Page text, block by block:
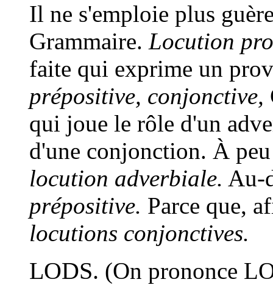
Il ne s'emploie plus
Grammaire. Locution
faite qui exprime un
prépositive, conjonctive,
qui joue le rôle d'un
d'une conjonction. À
locution adverbiale. Au-
prépositive. Parce que,
locutions conjonctives.
LODS. (On prononce